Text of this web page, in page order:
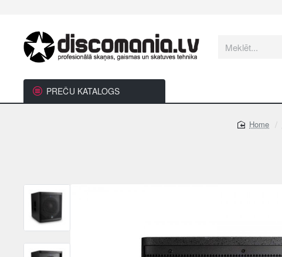
Meklēt...
PREČU KATALOGS
home